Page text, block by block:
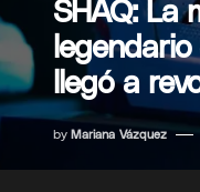
SHAQ: La
legendario
llegó a
by Mariana Vázquez